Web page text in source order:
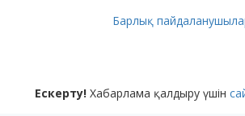
Барлық
Ескерту! Хабарлама қалдыру үшін